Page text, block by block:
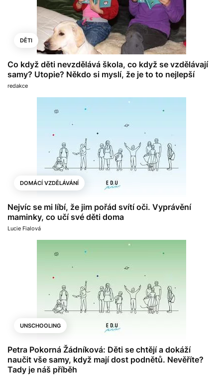
DĚTI
Co když děti nevzdělává škola, co když se vzdělávají
samy? Utopie? Někdo si myslí, že je to to nejlepší
redakce
DOMÁCÍ VZDĚLÁVÁNÍ
Nejvíc se mi líbí, že jim pořád svítí oči. Vyprávění
maminky, co učí své děti doma
Lucie Fialová
UNSCHOOLING
Petra Pokorná Žádníková: Děti se chtějí a dokáží
naučit vše samy, když mají dost podnětů. Nevěříte?
Tady je náš příběh